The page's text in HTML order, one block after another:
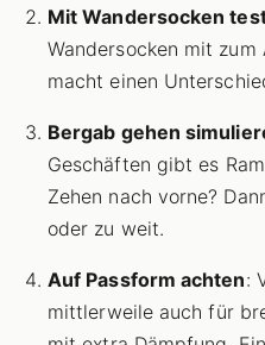
Mit Wandersocken
Wandersocken mit zum
macht einen
Bergab gehen
Geschäften gibt es
Zehen nach vorne?
oder zu weit.
Auf Passform achten:
mittlerweile auch für